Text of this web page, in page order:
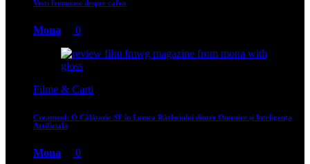
Vesti frumoase despre cafea
Mona 0
Filme & Carti
Creatorul: O Călătorie SF în Lumea Războiului dintre Omenire și Inteligența
Artificială
Mona 0